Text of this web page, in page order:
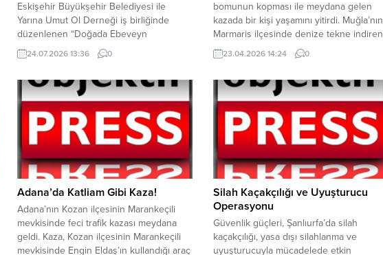
Eskişehir Büyükşehir Belediyesi ile
Yarına Umut Ol Derneği iş birliğinde
düzenlenen “Doğada Ebeveyn
Çocuk Buluşmaları”, Aktif Yaşam
Parkı’nda çocuklar ve ailelerini doğanın
keşif dolu etkinliklere
Eskişehir Büyükşehir Belediye
Başkanı Ayşe Ünlüce de katılarak
çocuklarınheyecanına ortak
oldu.Büyükşehir Belediyesi Çocuk
Hakları Birimi Düşler Atölyesi
ve Eskişehir
Üniversitesi Öğretim Üyesi Prof. Dr.
Serap Erdoğan ile Yarına Umut Ol
Derneği iş birliğinde
gerçekleştirilen programda, 0-9 yaş arası
24.07.2026 13:36 0
bomunun kopması ile meydana gelen
kazada bir kişi yaşamını yitirdi. Muğla’nın
Marmaris ilçesinde denize tekne indiren
vincin, bomunun (taşıma kolu) kopması ile
meydana gelen kazada bir kişi yaşamını
sahilinde sabah saatlerinde meydana
geldi. Alınan bilgilere göre, çekek
yerinde bulunan ahşap...
23.04.2026 14:24 0
Adana’da Katliam Gibi Kaza!
Adana’nın Kozan ilçesinin Marankeçili
mevkisinde feci trafik kazası meydana
geldi. Kaza, Kozan ilçesinin Marankeçili
mevkisinde Engin Eldaş’ın kullandığı araç
Silah Kaçakçılığı ve Uyuşturucu
Operasyonu
Güvenlik güçleri, Şanlıurfa’da silah
kaçakçılığı, yasa dışı silahlanma ve
uyuşturucuyla mücadelede etkin